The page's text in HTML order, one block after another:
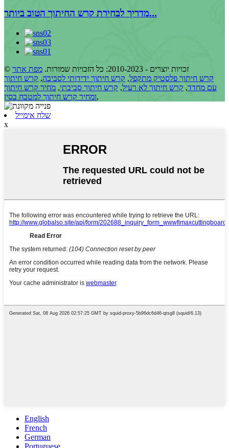
מדריך לבחירת קרש החיתוך הטוב ביותר...
© זכויות יוצרים - 2010-2023: כל הזכויות שמורות.
מפת אתר
קרש חיתוך פלסטיק מתקפל, קרש חיתוך ידידותי לסביבה, קרש חיתוך
עם מחדד, קרש חיתוך לא רעיל, קרש חיתוך סביבתי, מחיר קרש חיתוך
ומחיר קרש חיתוך למטבח בסין,
שלח אימייל
x
English
French
German
Portuguese